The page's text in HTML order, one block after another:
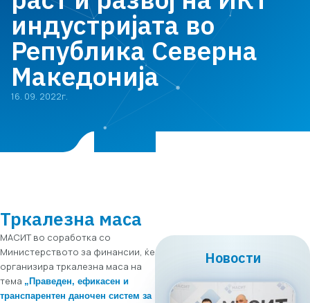
индустријата во
Република Северна
Македонија
16. 09. 2022г.
Тркалезна маса
МАСИТ во соработка со
Министерството за финансии, ќе
организира тркалезна маса на
тема „Праведен, ефикасен и
транспарентен даночен систем за
Новости